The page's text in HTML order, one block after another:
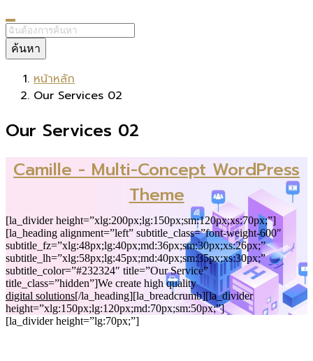
ค้นหา
หน้าหลัก
Our Services 02
Our Services 02
Camille - Multi-Concept WordPress
Theme
[la_divider height=”xlg:200px;lg:150px;sm:120px;xs:70px;”]
[la_heading alignment=”left” subtitle_class=”font-weight-600″
subtitle_fz=”xlg:48px;lg:40px;md:36px;sm:30px;xs:26px;”
subtitle_lh=”xlg:58px;lg:45px;md:40px;sm:35px;xs:30px;”
subtitle_color=”#232324″ title=”Our Service”
title_class=”hidden”]We create high quality
digital solutions[/la_heading][la_breadcrumb][la_divider
height=”xlg:150px;lg:120px;md:70px;sm:50px;”]
[la_divider height=”lg:70px;”]